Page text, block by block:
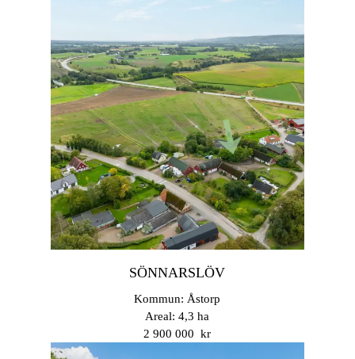
SÖNNARSLÖV
Kommun: Åstorp
Areal: 4,3 ha
2 900 000 kr